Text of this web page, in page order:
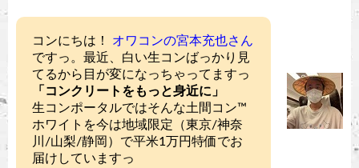
コンにちは！ オワコンの宮本充也さん
ですっ。最近、白い生コンばっかり見
てるから目が変になっちゃってますっ
「コンクリートをもっと身近に」
生コンポータルではそんな土間コン™︎
ホワイトを今は地域限定（東京/神奈
川/山梨/静岡）で平米1万円特価でお
届けしていますっ